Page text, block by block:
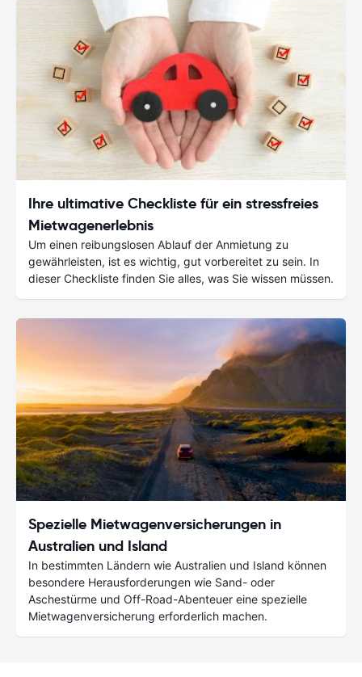
Ihre ultimative Checkliste für ein stressfreies
Mietwagenerlebnis
Um einen reibungslosen Ablauf der Anmietung zu
gewährleisten, ist es wichtig, gut vorbereitet zu sein. In
dieser Checkliste finden Sie alles, was Sie wissen müssen.
Spezielle Mietwagenversicherungen in
Australien und Island
In bestimmten Ländern wie Australien und Island können
besondere Herausforderungen wie Sand- oder
Aschestürme und Off-Road-Abenteuer eine spezielle
Mietwagenversicherung erforderlich machen.